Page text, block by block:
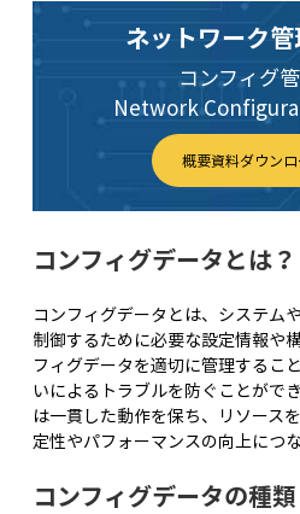
ネットワーク管
コンフィグ
Network
概要資料ダウン
コンフィグデータとは？
コンフィグデータとは、システム
制御するために必要な設定情報や
フィグデータを適切に管理するこ
いによるトラブルを防ぐことがで
は一貫した動作を保ち、リソース
定性やパフォーマンスの向上につな
コンフィグデータの種類